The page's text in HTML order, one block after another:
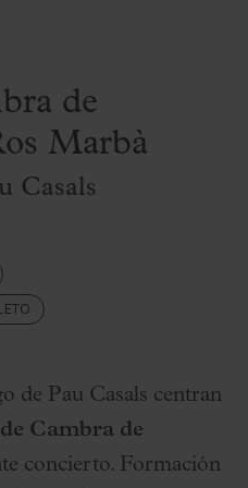
de
Marbà
Casals
de Pau Casals centran
Cambra de
concierto. Formación